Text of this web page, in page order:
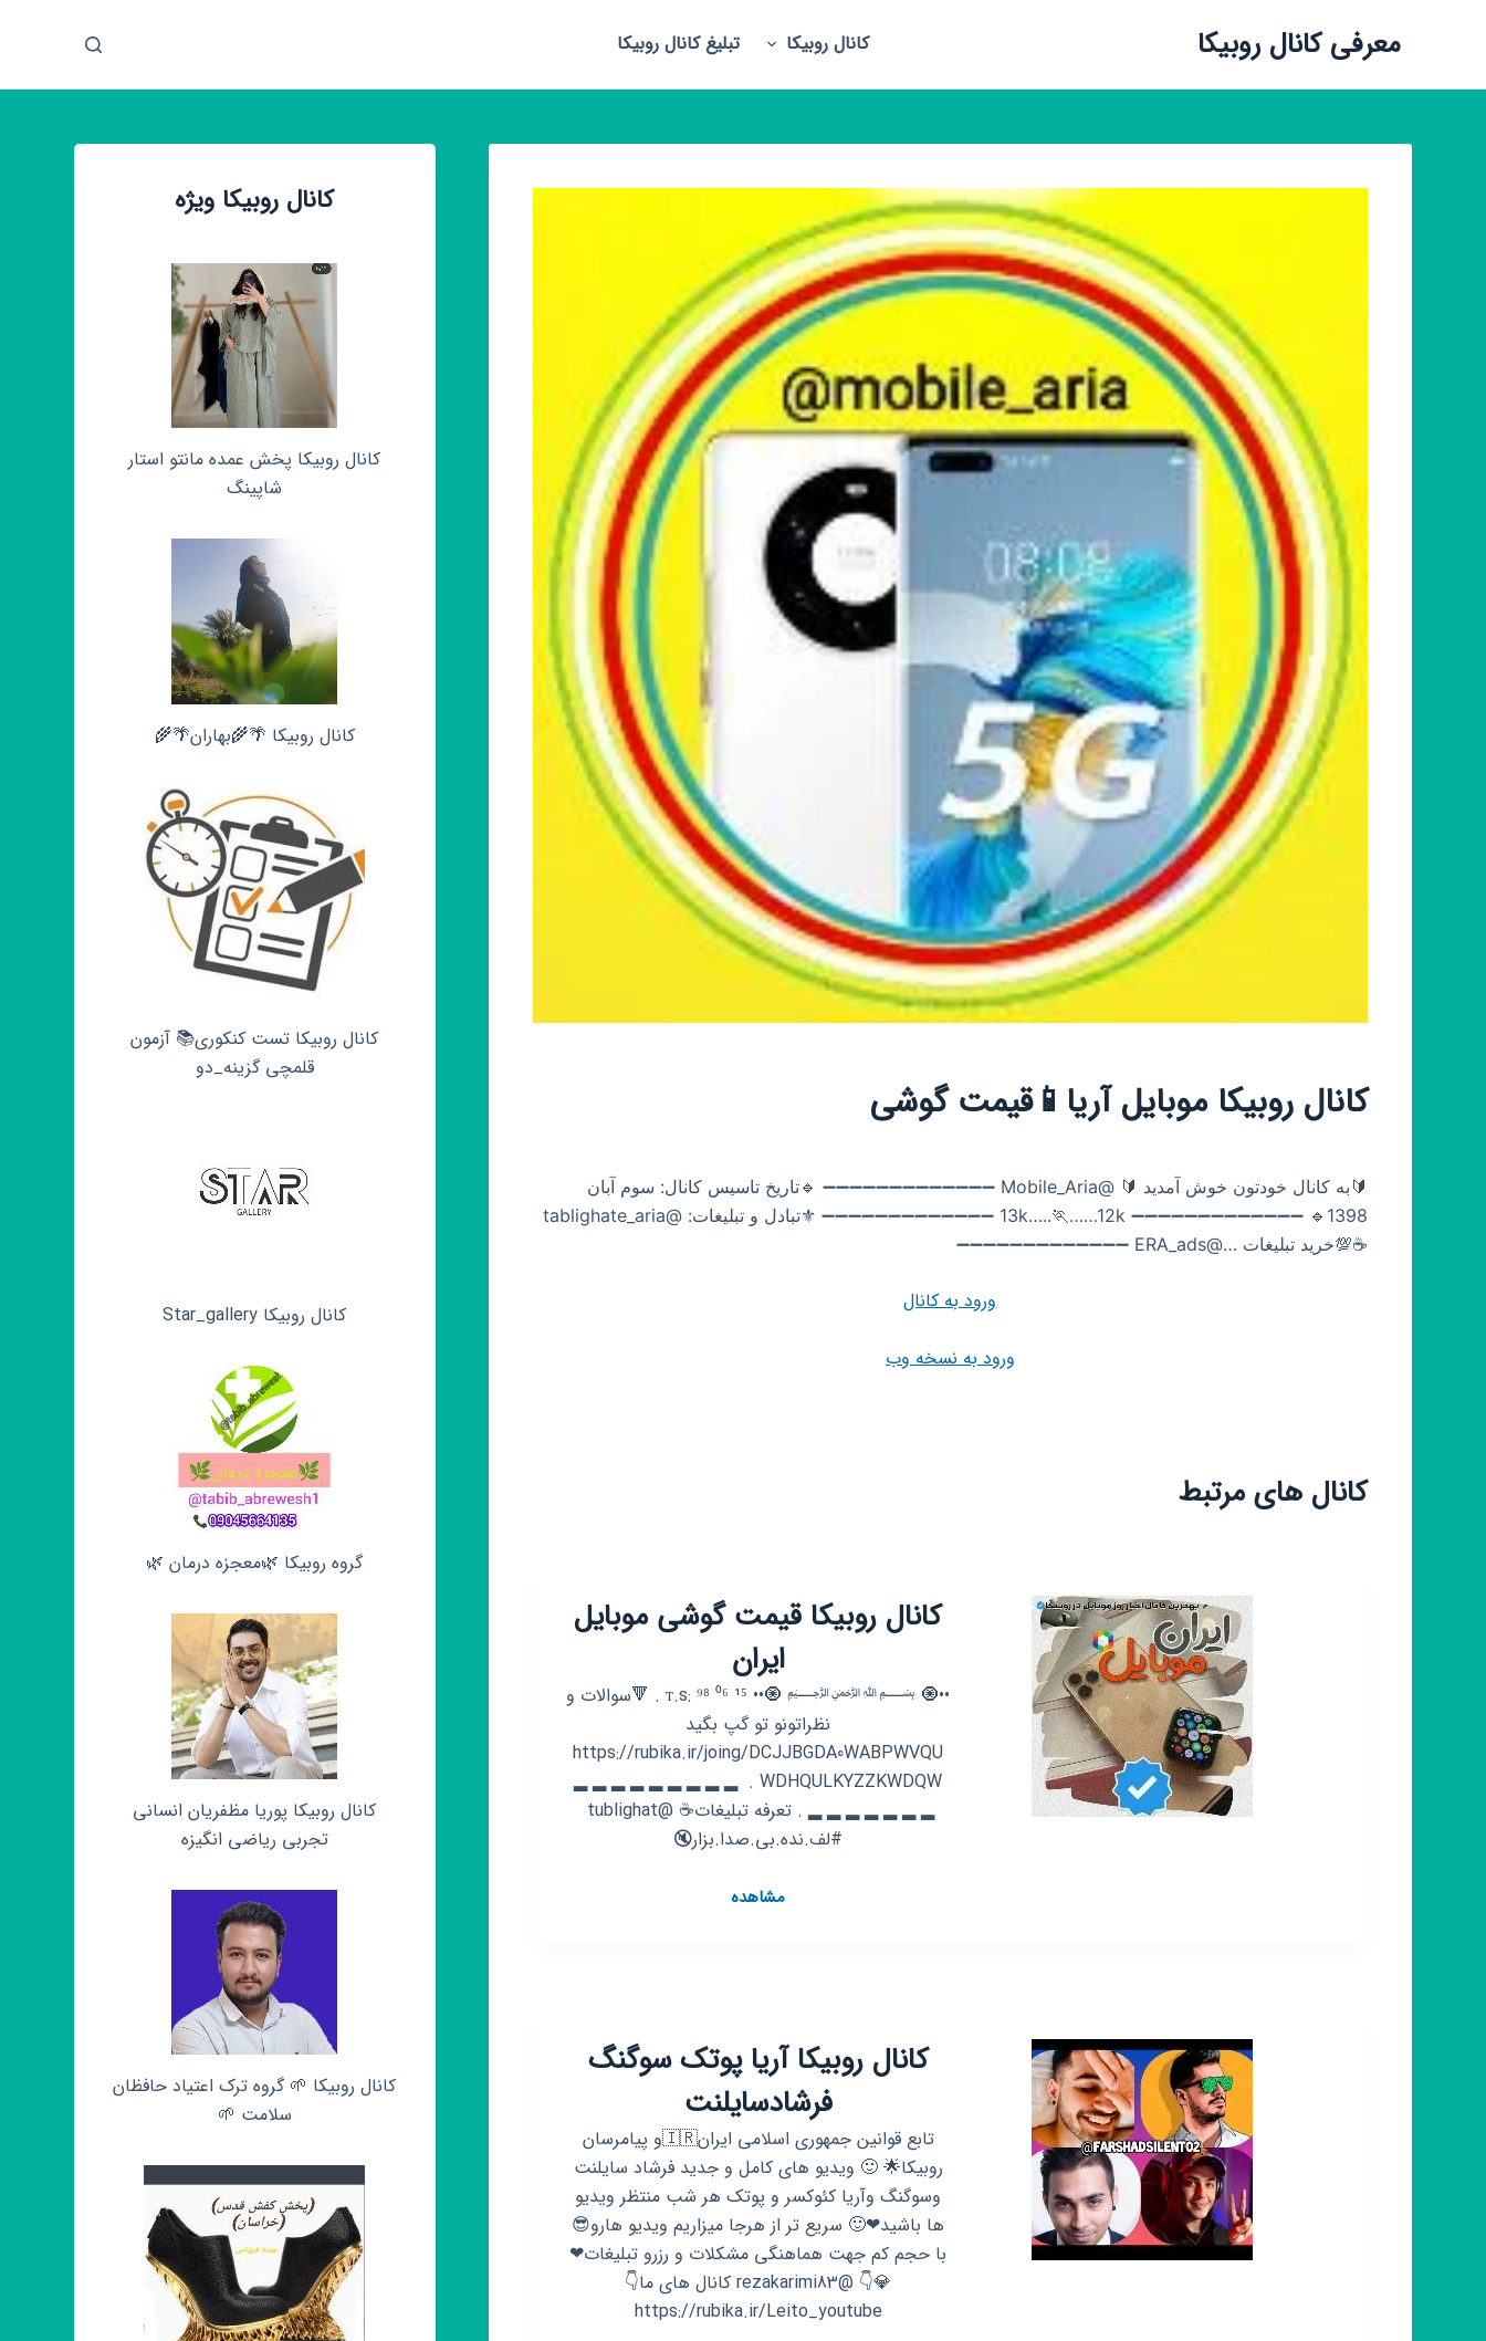
ش
معرفی کانال روبیکا کانال روبیکا تبلیغ کانال روبیکا
کانال روبیکا موبایل‌ آریا📱قیمت‌ گوشی
🔰به کانال خودتون خوش آمدید 🔰 @Mobile_Aria ➖➖➖➖➖➖➖➖➖➖➖➖➖ 🔹تاریخ تاسیس کانال: سوم آبان
1398🔹 ➖➖➖➖➖➖➖➖➖➖➖➖➖ 13k…..🏃……12k ➖➖➖➖➖➖➖➖➖➖➖➖➖ ⚜️تبادل و تبلیغات: @tablighate_aria
☕💯خرید تبلیغات …@ERA_ads ➖➖➖➖➖➖➖➖➖➖➖➖➖
ورود به کانال
ورود به نسخه وب
کانال های مرتبط
کانال روبیکا قیمت گوشی موبایل‌
ایران‌
••🧿 ﷽ 🧿•• ᴛ.s: ⁹⁸ ⁰⁶ ¹⁵ ‌. 🔻سوالات‌ و
‌نظراتونو تو گپ بگید
https://rubika.ir/joing/DCJJBGDA0WABPWVQU
WDHQULKYZZKWDQW . ‌ ▂ ▂ ▂ ▂ ▂ ▂ ▂ ▂ ▂
#لف.نده.بی.صدا.بزار🔇
مشاهدهکانال
کانال روبیکا آریا پوتک سوگنگ
فرشادسایلنت
تابع قوانین جمهوری اسلامی ایران🇮🇷و پیامرسان
روبیکا🌟 🙂 ویدیو های کامل و جدید فرشاد سایلنت
وسوگنگ وآریا کئوکسر و پوتک هر شب منتظر ویدیو
ها باشید❤🙂 سریع تر از هرجا میزاریم ویدیو هارو😎
با حجم کم جهت هماهنگی مشکلات و رزرو تبلیغات❤
💎👇 @rezakarimi83 کانال های ما👇
https://rubika.ir/Leito_youtube
کانال روبیکا ویژه
کانال روبیکا پخش عمده مانتو استار
شاپینگ
کانال روبیکا 🌴🌾بهاران🌴🌾
کانال روبیکا تست کنکوری📚 آزمون
قلمچی‌‌ گزینه_دو
کانال روبیکا Star_gallery
گروه روبیکا 🌿معجزه درمان 🌿
کانال روبیکا پوریا مظفریان انسانی
تجربی ریاضی انگیزه
کانال روبیکا 🌱 گروه ترک اعتیاد حافظان
سلامت 🌱